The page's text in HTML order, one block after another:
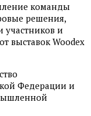
команды
решения,
участников и
выставок Woodex
Федерации и